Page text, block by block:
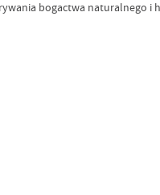
bogactwa naturalnego i